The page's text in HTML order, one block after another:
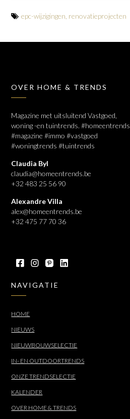
epc-wijzigingen renovatieprojecten
OVER HOME & TRENDS
Magazine met uitsluitend Vastgoed,
woning -en tuintrends. #homeentrends
#magazine #immo #vastgoed
#woningtrends #tuintrends
Claudia Byl
claudia@homeentrends.be
+32 483 25 56 90
Alexandre Villa
alex@homeentrends.be
+32 475 77 70 36
NAVIGATIE
HOME
NIEUWS
NIEUWBOUWSELECTIE
IN- EN OUTDOORTRENDS
ONZE TRENDSELECTIE
KALENDER
OVER HOME & TRENDS